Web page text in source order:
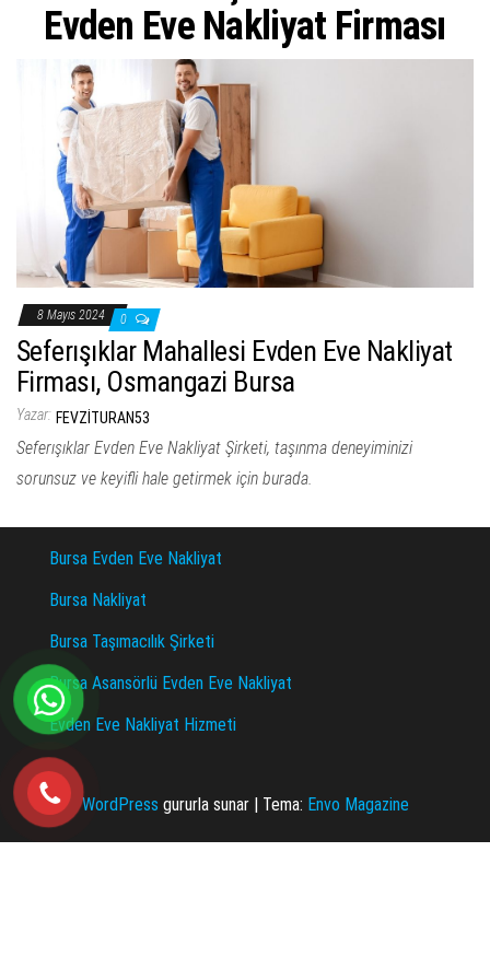
i
Evden Eve Nakliyat Firması
8 Mayıs 2024 0
Seferışıklar Mahallesi Evden Eve Nakliyat
Firması, Osmangazi Bursa
Yazar: FEVZITURAN53
Seferışıklar Evden Eve Nakliyat Şirketi, taşınma deneyiminizi
sorunsuz ve keyifli hale getirmek için burada.
Bursa Evden Eve Nakliyat
Bursa Nakliyat
Bursa Taşımacılık Şirketi
Bursa Asansörlü Evden Eve Nakliyat
Evden Eve Nakliyat Hizmeti
WordPress gururla sunar | Tema: Envo Magazine